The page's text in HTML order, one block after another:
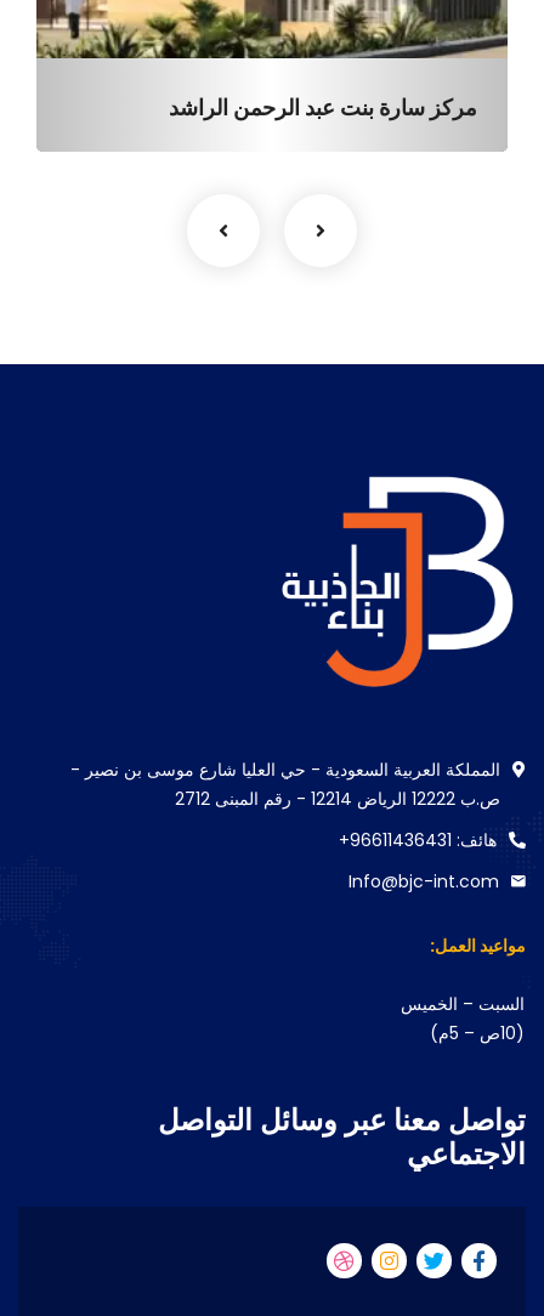
مركز سارة بنت عبد الرحمن الراشد
المملكة العربية السعودية - حي العليا شارع موسى بن نصير -
ص.ب 12222 الرياض 12214 - رقم المبنى 2712
هائف: 96611436431+
Info@bjc-int.com
مواعيد العمل:
السبت – الخميس
(10ص – 5م)
تواصل معنا عبر وسائل التواصل
الاجتماعي